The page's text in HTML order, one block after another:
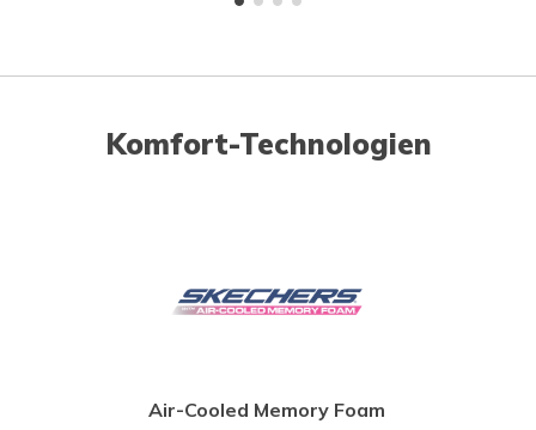
Komfort-Technologien
Air-Cooled Memory Foam